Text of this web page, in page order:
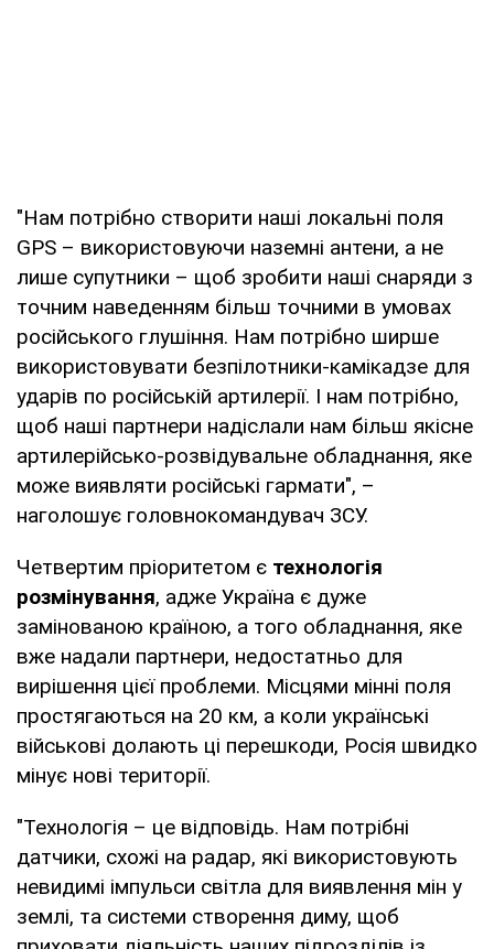
"Нам потрібно створити наші локальні поля
GPS – використовуючи наземні антени, а не
лише супутники – щоб зробити наші снаряди з
точним наведенням більш точними в умовах
російського глушіння. Нам потрібно ширше
використовувати безпілотники-камікадзе для
ударів по російській артилерії. І нам потрібно,
щоб наші партнери надіслали нам більш якісне
артилерійсько-розвідувальне обладнання, яке
може виявляти російські гармати", –
наголошує головнокомандувач ЗСУ.
Четвертим пріоритетом є технологія
розмінування, адже Україна є дуже
замінованою країною, а того обладнання, яке
вже надали партнери, недостатньо для
вирішення цієї проблеми. Місцями мінні поля
простягаються на 20 км, а коли українські
військові долають ці перешкоди, Росія швидко
мінує нові території.
"Технологія – це відповідь. Нам потрібні
датчики, схожі на радар, які використовують
невидимі імпульси світла для виявлення мін у
землі, та системи створення диму, щоб